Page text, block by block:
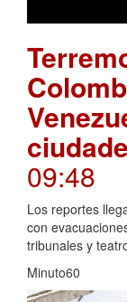
09:48
Los reportes
con
tribunales y
Minuto60